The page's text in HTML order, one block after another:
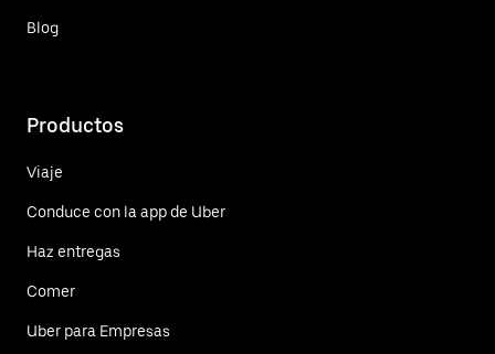
Blog
Productos
Viaje
Conduce con la app de Uber
Haz entregas
Comer
Uber para Empresas